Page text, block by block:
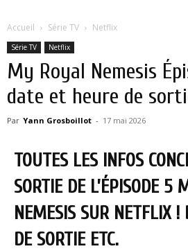
Accueil Série TV Netflix
Série TV Netflix
My Royal Nemesis
date et heure de
Par Yann Grosboillot - 17 mai 2026
TOUTES LES INFOS
SORTIE DE L’ÉPISODE 5
NEMESIS SUR NETFLIX !
DE SORTIE ETC.